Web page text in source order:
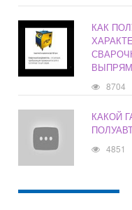
КАК
8704
КАКОЙ
4851